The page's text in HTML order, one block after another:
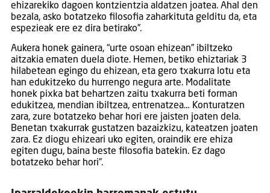
ehizarekiko dagoen kontzientzia aldatzen joatea. Ahal den
bezala, asko botatzeko filosofia zaharkituta gelditu da, eta
espezieak ere ez dira betirako”.
Aukera honek gainera, “urte osoan ehizean” ibiltzeko
aitzakia ematen duela diote. Hemen, betiko ehiztariak 3
hilabetean egingo du ehizean, eta gero txakurra lotu eta
han edukitzeko du hurrengo negura arte. Modalitate
honek pixka bat behartzen zaitu txakurra beti forman
edukitzea, mendian ibiltzea, entrenatzea… Konturatzen
zara, zure botatzeko behar hori ere jaisten joaten dela.
Benetan txakurrak gustatzen bazaizkizu, kateatzen joaten
zara. Ez diogu ehizeari uko egiten, oraindik ere ehiza
egiten dugu, baina beste filosofia batekin. Ez dago
botatzeko behar hori”.